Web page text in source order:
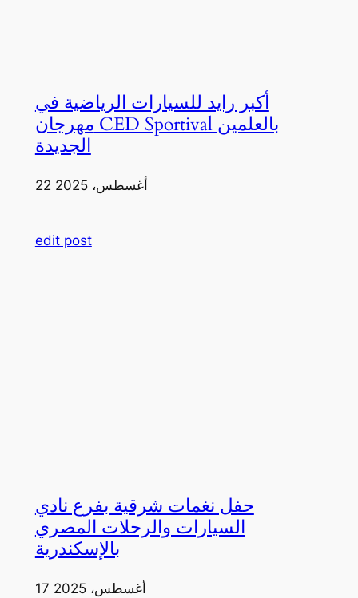
أكبر رايد للسيارات الرياضية في
مهرجان CED Sportival بالعلمين
الجديدة
22 أغسطس، 2025
edit post
حفل نغمات شرقية بفرع نادي
السيارات والرحلات المصري
بالإسكندرية
17 أغسطس، 2025